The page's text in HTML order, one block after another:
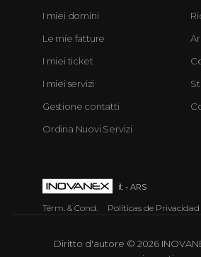
I miei domini
Le mie fatture
I miei ticket
I miei servizi
Gestione contatti
Ordina Nuovi Servizi
it - ARS
Térm. & Cond. Políticas de Privacidad
Diritto d'autore © 2026